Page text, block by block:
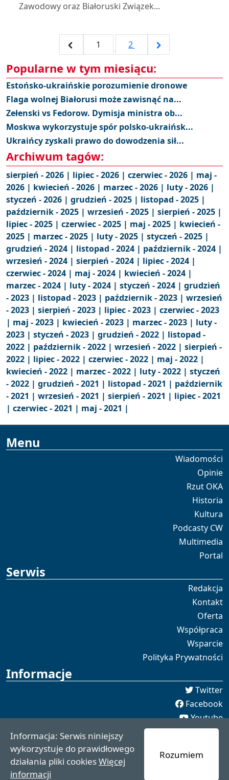
Zawodowy oraz Białoruski Związek...
1 2
Popularne w tym miesiącu:
Estońsko-ukraińskie porozumienie dronowe
Flaga wolnej Białorusi może zawisnąć na...
Zełenski vs Fedorow. Dymisja ministra ob...
Moskwa wykorzystuje spór polsko-ukraińsk...
Ukraińcy zyskali prawo do dowodzenia sił...
Archiwum tagów:
sierpień - 2026 | lipiec - 2026 | czerwiec - 2026 | maj -
2026 | kwiecień - 2026 | marzec - 2026 | luty - 2026 |
styczeń - 2026 | grudzień - 2025 | listopad - 2025 |
październik - 2025 | wrzesień - 2025 | sierpień - 2025 |
lipiec - 2025 | czerwiec - 2025 | maj - 2025 | kwiecień -
2025 | marzec - 2025 | luty - 2025 | styczeń - 2025 |
grudzień - 2024 | listopad - 2024 | październik - 2024 |
wrzesień - 2024 | sierpień - 2024 | lipiec - 2024 |
czerwiec - 2024 | maj - 2024 | kwiecień - 2024 |
marzec - 2024 | luty - 2024 | styczeń - 2024 | grudzień
- 2023 | listopad - 2023 | październik - 2023 | wrzesień
- 2023 | sierpień - 2023 | lipiec - 2023 | czerwiec - 2023
| maj - 2023 | kwiecień - 2023 | marzec - 2023 | luty -
2023 | styczeń - 2023 | grudzień - 2022 | listopad -
2022 | październik - 2022 | wrzesień - 2022 | sierpień -
2022 | lipiec - 2022 | czerwiec - 2022 | maj - 2022 |
kwiecień - 2022 | marzec - 2022 | luty - 2022 | styczeń
- 2022 | grudzień - 2021 | listopad - 2021 | październik
- 2021 | wrzesień - 2021 | sierpień - 2021 | lipiec - 2021
| czerwiec - 2021 | maj - 2021 |
Menu
Wiadomości
Opinie
Rzut OKA
Historia
Kultura
Podcasty CW
Multimedia
Portal
Serwis
Redakcja
Kontakt
Oferta
Współpraca
Wsparcie
Polityka Prywatności
Informacje
Twitter
Facebook
Youtube
Spotify
redakcja [[]] czaswschodni.pl
czaswschodni.pl 2021 - 2025
Informacja: Serwis niniejszy
wykorzystuje do prawidłowego
działania pliki cookiesWięcej
informacji
Rozumiem